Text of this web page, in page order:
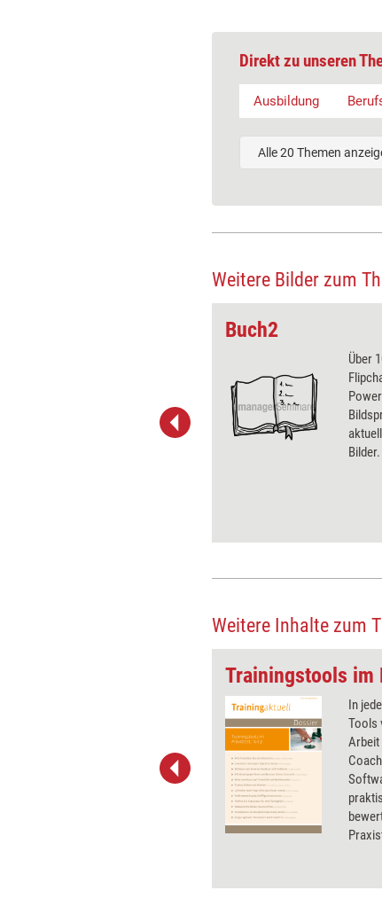
Direkt zu unseren
Ausbildung
Alle 20 Themen
Weitere Bilder zum
Buch2
Über
Bilder.
Weitere Inhalte zum
Trainingstools im
In
Tools
Arbeit